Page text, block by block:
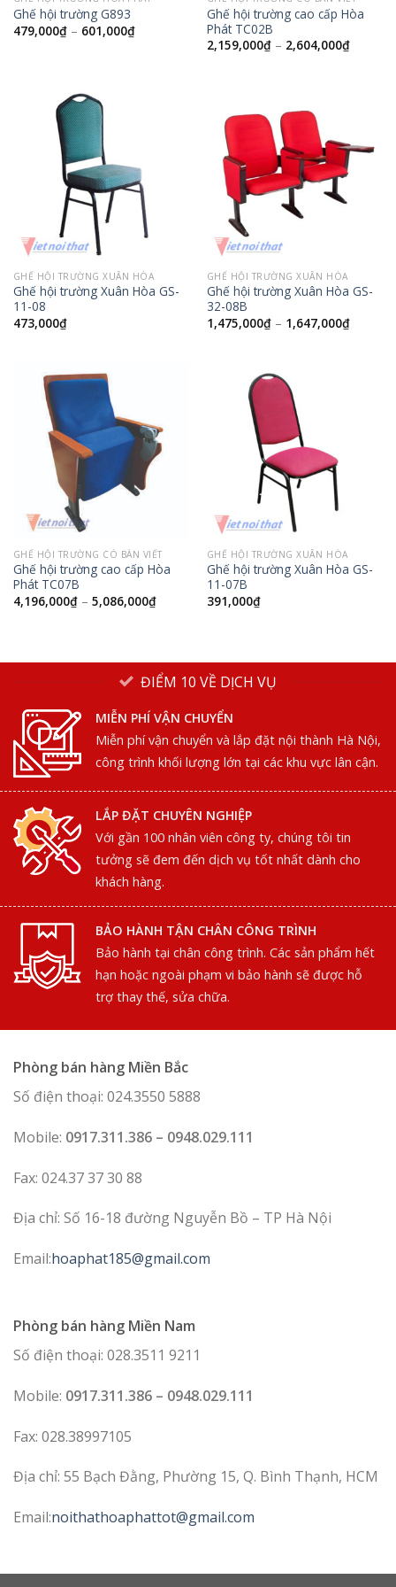
Ghế hội trường G893
479,000₫– 601,000₫
Ghế hội trường cao cấp Hòa
Phát TC02B
2,159,000₫– 2,604,000₫
GHẾ HỘI TRƯỜNG XUÂN HÒA
Ghế hội trường Xuân Hòa GS-
11-08
473,000₫
GHẾ HỘI TRƯỜNG XUÂN HÒA
Ghế hội trường Xuân Hòa GS-
32-08B
1,475,000₫– 1,647,000₫
GHẾ HỘI TRƯỜNG CÓ BÀN VIẾT
Ghế hội trường cao cấp Hòa
Phát TC07B
4,196,000₫– 5,086,000₫
GHẾ HỘI TRƯỜNG XUÂN HÒA
Ghế hội trường Xuân Hòa GS-
11-07B
391,000₫
ĐIỂM 10 VỀ DỊCH VỤ
MIỄN PHÍ VẬN CHUYỂN
Miễn phí vận chuyển và lắp đặt nội thành Hà Nội,
công trình khối lượng lớn tại các khu vực lân cận.
LẮP ĐẶT CHUYÊN NGHIỆP
Với gần 100 nhân viên công ty, chúng tôi tin
tưởng sẽ đem đến dịch vụ tốt nhất dành cho
khách hàng.
BẢO HÀNH TẬN CHÂN CÔNG TRÌNH
Bảo hành tại chân công trình. Các sản phẩm hết
hạn hoặc ngoài phạm vi bảo hành sẽ được hỗ
trợ thay thế, sửa chữa.
Phòng bán hàng Miền Bắc
Số điện thoại: 024.3550 5888
Mobile: 0917.311.386 – 0948.029.111
Fax: 024.37 37 30 88
Địa chỉ: Số 16-18 đường Nguyễn Bồ – TP Hà Nội
Email:hoaphat185@gmail.com
Phòng bán hàng Miền Nam
Số điện thoại: 028.3511 9211
Mobile: 0917.311.386 – 0948.029.111
Fax: 028.38997105
Địa chỉ: 55 Bạch Đằng, Phường 15, Q. Bình Thạnh, HCM
Email:noithathoaphattot@gmail.com